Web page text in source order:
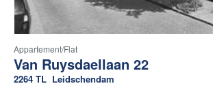
Appartement/flat
Van Ruysdaellaan 22
2264 TL Leidschendam